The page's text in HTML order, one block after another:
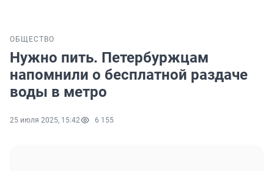
ОБЩЕСТВО
Нужно пить. Петербуржцам
напомнили о бесплатной раздаче
воды в метро
25 июля 2025, 15:42 6 155